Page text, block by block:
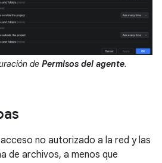
de Permisos del agente.
no autorizado a la red y las
de archivos, a menos que